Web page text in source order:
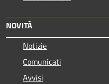
NOVITÀ
Notizie
Comunicati
Avvisi